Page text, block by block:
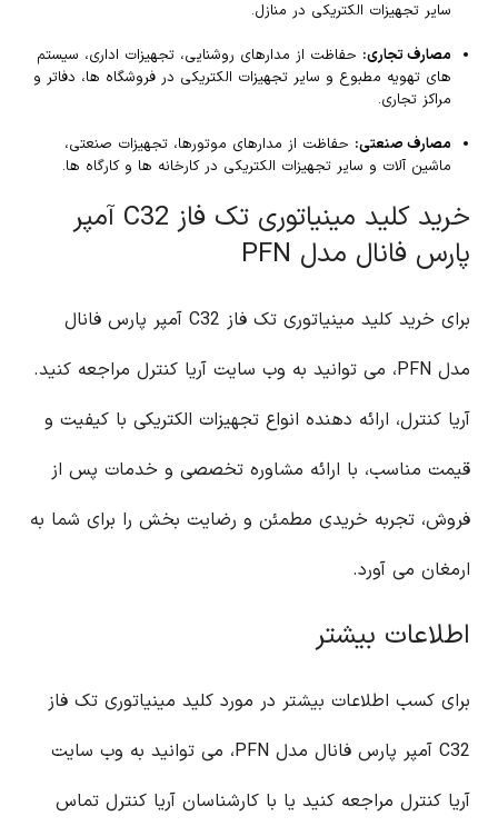
سایر تجهیزات الکتریکی در منازل.
مصارف تجاری: حفاظت از مدارهای روشنایی، تجهیزات اداری، سیستم
های تهویه مطبوع و سایر تجهیزات الکتریکی در فروشگاه ها، دفاتر و
مراکز تجاری.
مصارف صنعتی: حفاظت از مدارهای موتورها، تجهیزات صنعتی،
ماشین آلات و سایر تجهیزات الکتریکی در کارخانه ها و کارگاه ها.
خرید کلید مینیاتوری تک فاز C32 آمپر
پارس فانال مدل PFN
برای خرید کلید مینیاتوری تک فاز C32 آمپر پارس فانال
مدل PFN، می توانید به وب سایت آریا کنترل مراجعه کنید.
آریا کنترل، ارائه دهنده انواع تجهیزات الکتریکی با کیفیت و
قیمت مناسب، با ارائه مشاوره تخصصی و خدمات پس از
فروش، تجربه خریدی مطمئن و رضایت بخش را برای شما به
ارمغان می آورد.
اطلاعات بیشتر
برای کسب اطلاعات بیشتر در مورد کلید مینیاتوری تک فاز
C32 آمپر پارس فانال مدل PFN، می توانید به وب سایت
آریا کنترل مراجعه کنید یا با کارشناسان آریا کنترل تماس